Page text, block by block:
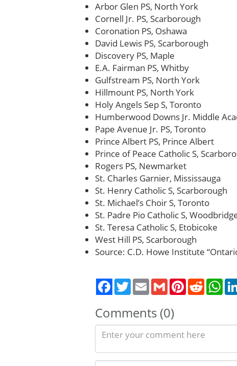
Arbor Glen PS, North York
Cornell Jr. PS, Scarborough
Coronation PS, Oshawa
David Lewis PS, Scarborough
Discovery PS, Maple
E.A. Fairman PS, Whitby
Gulfstream PS, North York
Hillmount PS, North York
Holy Angels Sep S, Toronto
Humberwood Downs Jr. Middle
Pape Avenue Jr. PS, Toronto
Prince Albert PS, Prince Albert
Prince of Peace Catholic S,
Rogers PS, Newmarket
St. Charles Garnier, Mississauga
St. Henry Catholic S, Scarborough
St. Michael’s Choir S, Toronto
St. Padre Pio Catholic S,
St. Teresa Catholic S, Etobicoke
West Hill PS, Scarborough
Source: C.D. Howe Institute
TwitterEmail Gmail PinterestReddit
Comments (0)